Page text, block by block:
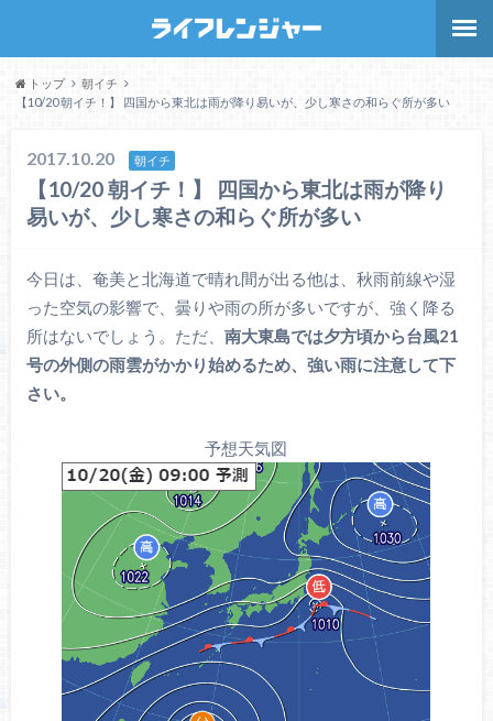
トップ
朝イチ
【10/20 朝イチ！】 四国から東北は雨が降り易いが、少し寒さの和らぐ所が多い
2017.10.20 朝イチ
【10/20 朝イチ！】 四国から東北は雨が降り
易いが、少し寒さの和らぐ所が多い
今日は、奄美と北海道で晴れ間が出る他は、秋雨前線や湿
った空気の影響で、曇りや雨の所が多いですが、強く降る
所はないでしょう。ただ、 南大東島では夕方頃から台風21
号の外側の雨雲がかかり始めるため、強い雨に注意して下
さい。
予想天気図